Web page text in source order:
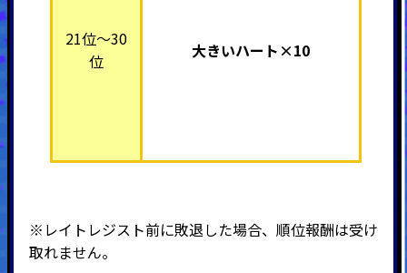
21位～30
位
大きいハート×10
※レイトレジスト前に敗退した場合、順位報酬は受け
取れません。